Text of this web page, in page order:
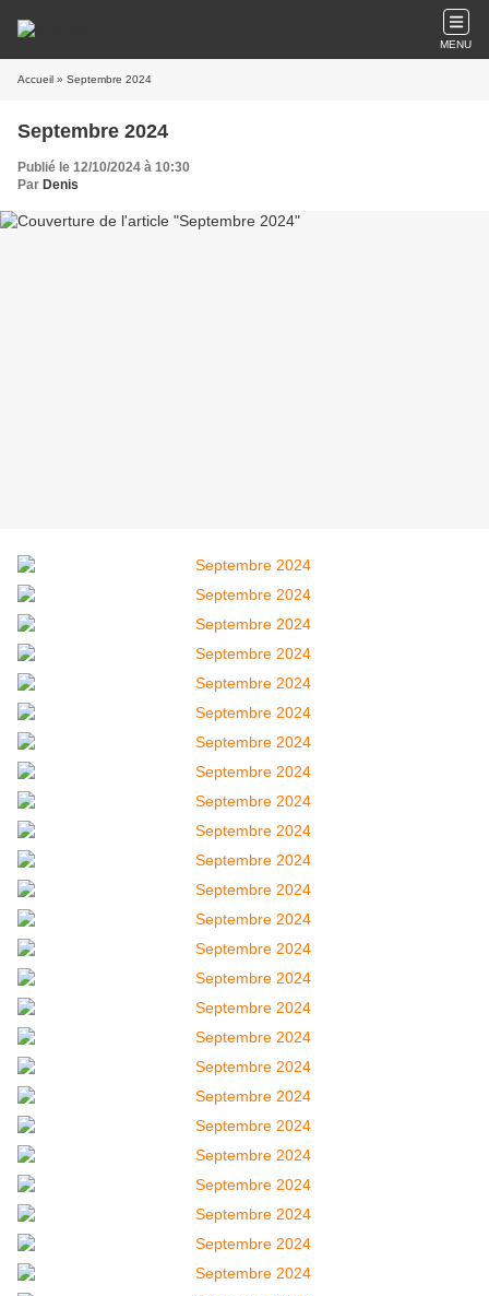
MENU
Accueil » Septembre 2024
Septembre 2024
Publié le 12/10/2024 à 10:30
Par Denis